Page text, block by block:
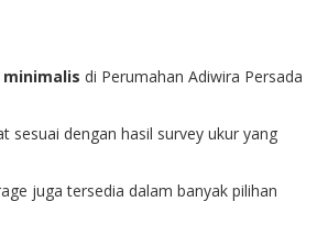
di Perumahan Adiwira Persada
sesuai dengan hasil survey ukur yang
juga tersedia dalam banyak pilihan